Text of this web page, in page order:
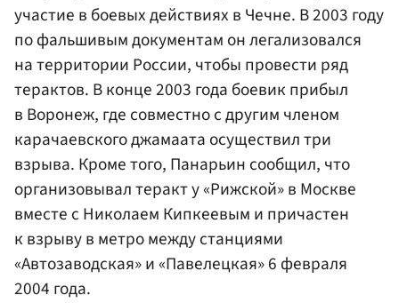
участие в боевых действиях в Чечне. В 2003 году
по фальшивым документам он легализовался
на территории России, чтобы провести ряд
терактов. В конце 2003 года боевик прибыл
в Воронеж, где совместно с другим членом
карачаевского джамаата осуществил три
взрыва. Кроме того, Панарьин сообщил, что
организовывал теракт у «Рижской» в Москве
вместе с Николаем Кипкеевым и причастен
к взрыву в метро между станциями
«Автозаводская» и «Павелецкая» 6 февраля
2004 года.